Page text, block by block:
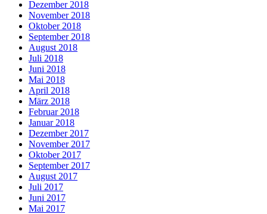
Dezember 2018
November 2018
Oktober 2018
September 2018
August 2018
Juli 2018
Juni 2018
Mai 2018
April 2018
März 2018
Februar 2018
Januar 2018
Dezember 2017
November 2017
Oktober 2017
September 2017
August 2017
Juli 2017
Juni 2017
Mai 2017